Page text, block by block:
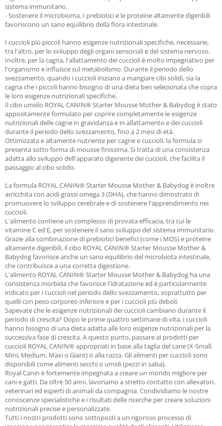
sistema immunitario.
- Sostenere il microbioma. I prebiotici e le proteine altamente digeribili
favoriscono un sano equilibrio della flora intestinale.
I cuccioli più piccoli hanno esigenze nutrizionali specifiche, necessarie,
tra l'altro, per lo sviluppo degli organi sensoriali e del sistema nervoso.
Inoltre, per la cagna, l'allattamento dei cuccioli è molto impegnativo per
l'organismo e influisce sul metabolismo. Durante il periodo dello
svezzamento, quando i cuccioli iniziano a mangiare cibi solidi, sia la
cagna che i piccoli hanno bisogno di una dieta ben selezionata che copra
le loro esigenze nutrizionali specifiche.
Il cibo umido ROYAL CANIN® Starter Mousse Mother & Babydog è stato
appositamente formulato per coprire completamente le esigenze
nutrizionali delle cagne in gravidanza e in allattamento e dei cuccioli
durante il periodo dello svezzamento, fino a 2 mesi di età.
Ottimizzata e altamente nutriente per cagne e cuccioli, la formula si
presenta sotto forma di mousse finissima. Si tratta di una consistenza
adatta allo sviluppo dell'apparato digerente dei cuccioli, che facilita il
passaggio al cibo solido.
La formula ROYAL CANIN® Starter Mousse Mother & Babydog è inoltre
arricchita con acidi grassi omega 3 (DHA), che hanno dimostrato di
promuovere lo sviluppo cerebrale e di sostenere l'apprendimento nei
cuccioli.
L'alimento contiene un complesso di provata efficacia, tra cui le
vitamine C ed E, per sostenere il sano sviluppo del sistema immunitario.
Grazie alla combinazione di prebiotici benefici (come i MOS) e proteine
altamente digeribili, il cibo ROYAL CANIN® Starter Mousse Mother &
Babydog favorisce anche un sano equilibrio del microbiota intestinale,
che contribuisce a una corretta digestione.
L'alimento ROYAL CANIN® Starter Mousse Mother & Babydog ha una
consistenza morbida che favorisce l'idratazione ed è particolarmente
indicato per i cuccioli nel periodo dello svezzamento, soprattutto per
quelli con peso corporeo inferiore e per i cuccioli più deboli.
Sapevate che le esigenze nutrizionali dei cuccioli cambiano durante il
periodo di crescita? Dopo le prime quattro settimane di vita, i cuccioli
hanno bisogno di una dieta adatta alle loro esigenze nutrizionali per la
successiva fase di crescita. A questo punto, passare ai prodotti per
cuccioli ROYAL CANIN® appropriati in base alla taglia del cane (X-Small,
Mini, Medium, Maxi o Giant) o alla razza. Gli alimenti per cuccioli sono
disponibili come alimenti secchi o umidi (pezzi in salsa).
Royal Canin è fortemente impegnata a creare un mondo migliore per
cani e gatti. Da oltre 50 anni, lavoriamo a stretto contatto con allevatori,
veterinari ed esperti di animali da compagnia. Condividiamo le nostre
conoscenze specialistiche e i risultati delle ricerche per creare soluzioni
nutrizionali precise e personalizzate.
Tutti i nostri prodotti sono sottoposti a un rigoroso processo di